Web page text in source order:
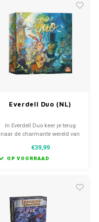
Call
Everdell Duo (NL)
In Everdell Duo keer je terug
naar de charmante wereld van
speciaal ontworpen voor 2
spelers. Je kunt de spannende
€39,99
OP VOORRAAD